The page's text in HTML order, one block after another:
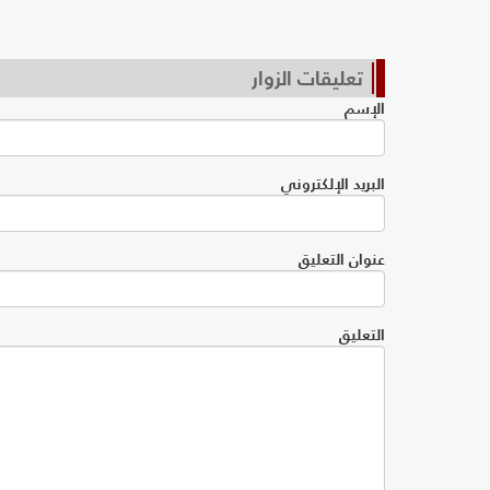
تعليقات الزوار
الإسم
البريد الإلكتروني
عنوان التعليق
التعليق